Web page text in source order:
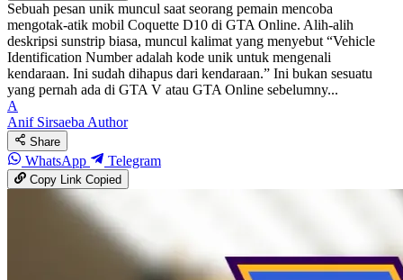
Sebuah pesan unik muncul saat seorang pemain mencoba
mengotak-atik mobil Coquette D10 di GTA Online. Alih-alih
deskripsi sunstrip biasa, muncul kalimat yang menyebut “Vehicle
Identification Number adalah kode unik untuk mengenali
kendaraan. Ini sudah dihapus dari kendaraan.” Ini bukan sesuatu
yang pernah ada di GTA V atau GTA Online sebelumny...
A
Anif SirsaebaAuthor
Share
WhatsApp Telegram
Copy LinkCopied